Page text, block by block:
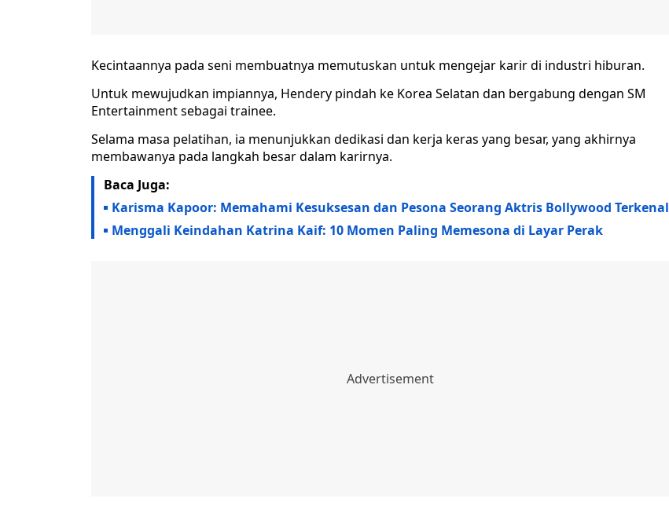
Kecintaannya pada seni membuatnya memutuskan untuk mengejar karir di industri hiburan.
Untuk mewujudkan impiannya, Hendery pindah ke Korea Selatan dan bergabung dengan SM
Entertainment sebagai trainee.
Selama masa pelatihan, ia menunjukkan dedikasi dan kerja keras yang besar, yang akhirnya
membawanya pada langkah besar dalam karirnya.
Baca Juga:
Karisma Kapoor: Memahami Kesuksesan dan Pesona Seorang Aktris Bollywood Terkenal
Menggali Keindahan Katrina Kaif: 10 Momen Paling Memesona di Layar Perak